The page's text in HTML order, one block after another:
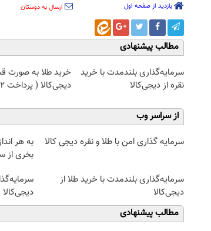
بازدید از صفحه اول ارسال به دوستان
مطالب پیشنهادی
سرمایه‌گذاری بلندمدت با خرید
نقره از دیجی‌کالا
خرید طلا به صورت
دیجی‌کالا ( پرداخت 12 ماهه )
از سراسر وب
سرمایه گذاری امن با طلا و نقره دیجی کالا
به هر
بخری از
سرمایه‌گذاری بلندمدت با خرید طلا از
دیجی‌کالا
دیجی‌کالا
مطالب پیشنهادی